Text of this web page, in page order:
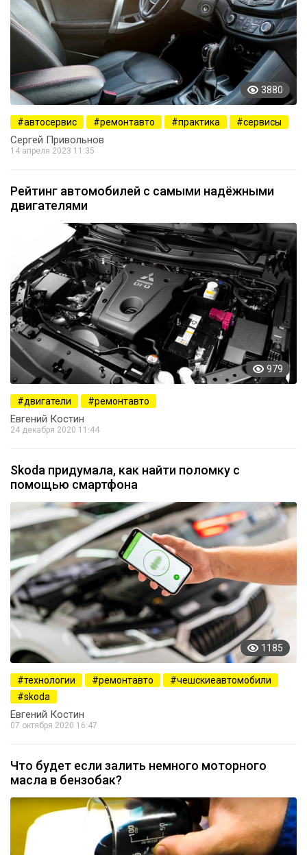
3880
автосервис ремонтавто практика сервисы
Сергей Привольнов
14 апреля 2023 11:35
Рейтинг автомобилей с самыми надёжными
двигателями
979
двигатели ремонтавто
Евгений Костин
24 декабря 2020 11:44
Skoda придумала, как найти поломку с
помощью смартфона
1185
технологии ремонтавто
чешскиеавтомобили
skoda
Евгений Костин
07 октября 2020 16:47
Что будет если залить немного моторного
масла в бензобак?